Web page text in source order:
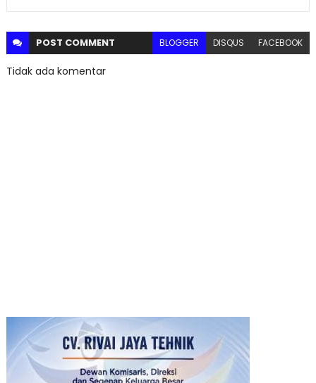
POST COMMENT BLOGGER DISQUS FACEBOOK
Tidak ada komentar